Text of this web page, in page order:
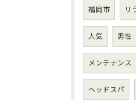
福岡市 リ
人気 男性
メンテナンス
ヘッドスパ